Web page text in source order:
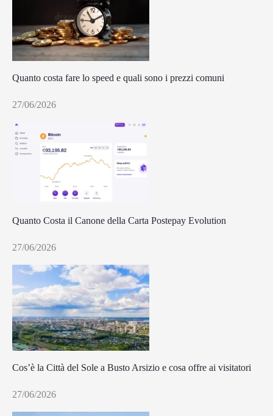
Quanto costa fare lo speed e quali sono i prezzi comuni
27/06/2026
Quanto Costa il Canone della Carta Postepay Evolution
27/06/2026
Cos’è la Città del Sole a Busto Arsizio e cosa offre ai visitatori
27/06/2026